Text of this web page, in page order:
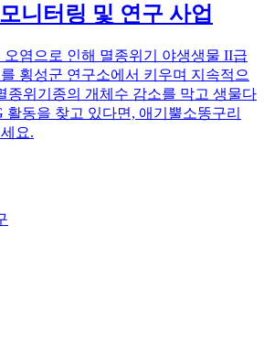
니터링 및 연구 사업
염으로 인해 멸종위기 야생생물 II급
횡성군 연구소에서 키우며 지속적으
종위기종의 개체수 감소를 막고 생물다
활동을 찾고 있다면, 애기뿔소똥구리
요.